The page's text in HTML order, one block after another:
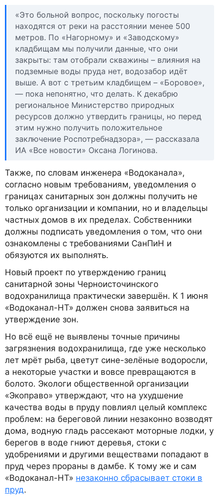
«Это больной вопрос, поскольку погосты
находятся от реки на расстоянии менее 500
метров. По «Нагорному» и «Заводскому»
кладбищам мы получили данные, что они
закрыты: там отобрали скважины – влияния на
подземные воды пруда нет, водозабор идёт
выше. А вот с третьим кладбищем – «Боровое»,
— пока непонятно, что делать. К декабрю
региональное Министерство природных
ресурсов должно утвердить границы, но перед
этим нужно получить положительное
заключение Роспотребнадзора», — рассказала
ИА «Все новости» Оксана Логинова.
Также, по словам инженера «Водоканала»,
согласно новым требованиям, уведомления о
границах санитарных зон должны получить не
только организации и компании, но и владельцы
частных домов в их пределах. Собственники
должны подписать уведомления о том, что они
ознакомлены с требованиями СанПиН и
обязуются их выполнять.
Новый проект по утверждению границ
санитарной зоны Черноисточинского
водохранилища практически завершён. К 1 июня
«Водоканал-НТ» должен снова заявиться на
утверждение зон.
Но всё ещё не выявлены точные причины
загрязнения водохранилища, где уже несколько
лет мрёт рыба, цветут сине-зелёные водоросли,
а некоторые участки и вовсе превращаются в
болото. Экологи общественной организации
«Экоправо» утверждают, что на ухудшение
качества воды в пруду повлиял целый комплекс
проблем: на береговой линии незаконно возводят
дома, водную гладь рассекают моторные лодки, у
берегов в воде гниют деревья, стоки с
удобрениями и другими веществами попадают в
пруд через прораны в дамбе. К тому же и сам
«Водоканал-НТ» незаконно сбрасывает стоки в
пруд.